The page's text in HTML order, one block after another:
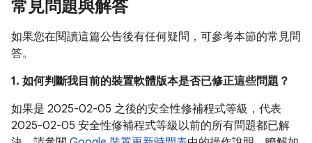
常見問題與解答
如果您在閱讀這篇公告後有任何疑問，可參考本節的常見問
答。
1. 如何判斷我目前的裝置軟體版本是否已修正這些問題？
如果是 2025-02-05 之後的安全性修補程式等級，代表
2025-02-05 安全性修補程式等級以前的所有問題都已解